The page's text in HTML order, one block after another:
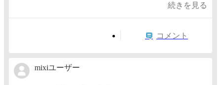
続きを見る
コメント
mixiユーザー